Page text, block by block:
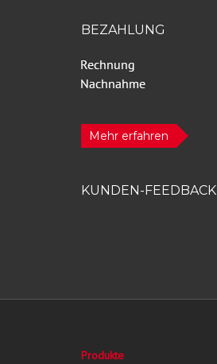
BEZAHLUNG
Mehr erfahren
KUNDEN-FEEDBACK
Produkte